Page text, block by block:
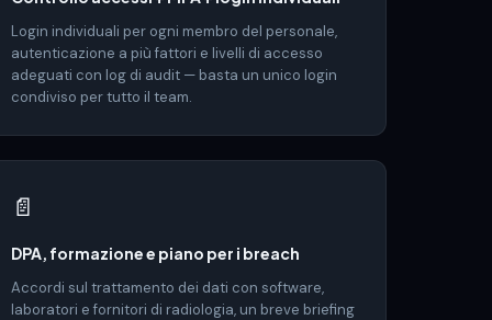
Login individuali per ogni membro del personale,
autenticazione a più fattori e livelli di accesso
adeguati con log di audit — basta un unico login
condiviso per tutto il team.
📄
DPA, formazione e piano per i breach
Accordi sul trattamento dei dati con software,
laboratori e fornitori di radiologia, un breve briefing